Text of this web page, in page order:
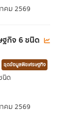
คม 2569
ฐกิจ 6 ชนิด
ชุดข้อมูลพืชเศรษฐกิจ
นิด
คม 2569